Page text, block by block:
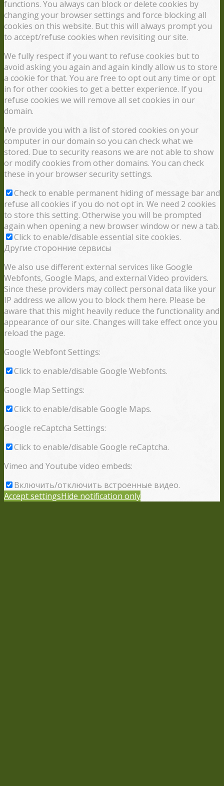
functions. You always can block or delete cookies by
changing your browser settings and force blocking all
cookies on this website. But this will always prompt you
to accept/refuse cookies when revisiting our site.
We fully respect if you want to refuse cookies but to
avoid asking you again and again kindly allow us to store
a cookie for that. You are free to opt out any time or opt
in for other cookies to get a better experience. If you
refuse cookies we will remove all set cookies in our
domain.
We provide you with a list of stored cookies on your
computer in our domain so you can check what we
stored. Due to security reasons we are not able to show
or modify cookies from other domains. You can check
these in your browser security settings.
Check to enable permanent hiding of message bar and
refuse all cookies if you do not opt in. We need 2 cookies
to store this setting. Otherwise you will be prompted
again when opening a new browser window or new a tab.
Click to enable/disable essential site cookies.
Другие сторонние сервисы
We also use different external services like Google
Webfonts, Google Maps, and external Video providers.
Since these providers may collect personal data like your
IP address we allow you to block them here. Please be
aware that this might heavily reduce the functionality and
appearance of our site. Changes will take effect once you
reload the page.
Google Webfont Settings:
Click to enable/disable Google Webfonts.
Google Map Settings:
Click to enable/disable Google Maps.
Google reCaptcha Settings:
Click to enable/disable Google reCaptcha.
Vimeo and Youtube video embeds:
Включить/отключить встроенные видео.
Accept settingsHide notification only